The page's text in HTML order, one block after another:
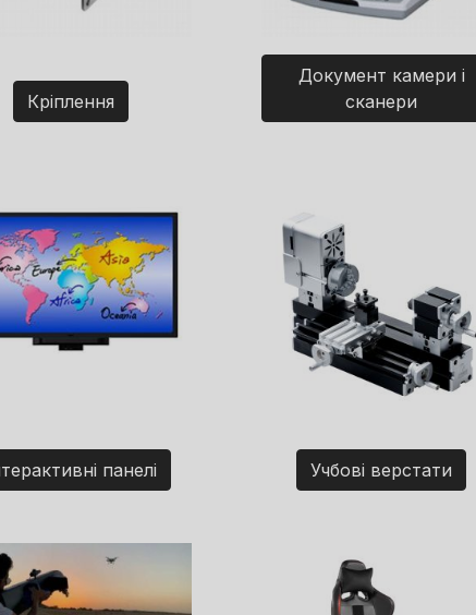
Кріплення
Документ камери і
сканери
панелі Учбові верстати